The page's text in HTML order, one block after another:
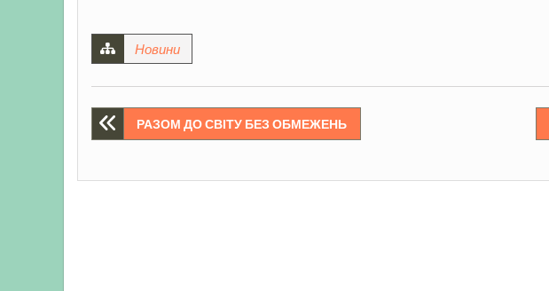
Новини
Навігація
РАЗОМ ДО СВІТУ БЕЗ ОБМЕЖЕНЬ